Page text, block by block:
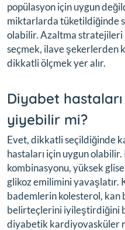
popülasyon için uygun
miktarlarda tüketildiğinde
olabilir. Azaltma stratejileri
seçmek, ilave şekerlerden
dikkatli ölçmek yer alır.
Diyabet
yiyebilir mi?
Evet, dikkatli seçildiğinde
hastaları için uygun
kombinasyonu, yüksek
glikoz emilimini yavaşlatır.
bademlerin kolesterol, kan
belirteçlerini iyileştirdiğini
diyabetik kardiyovasküler